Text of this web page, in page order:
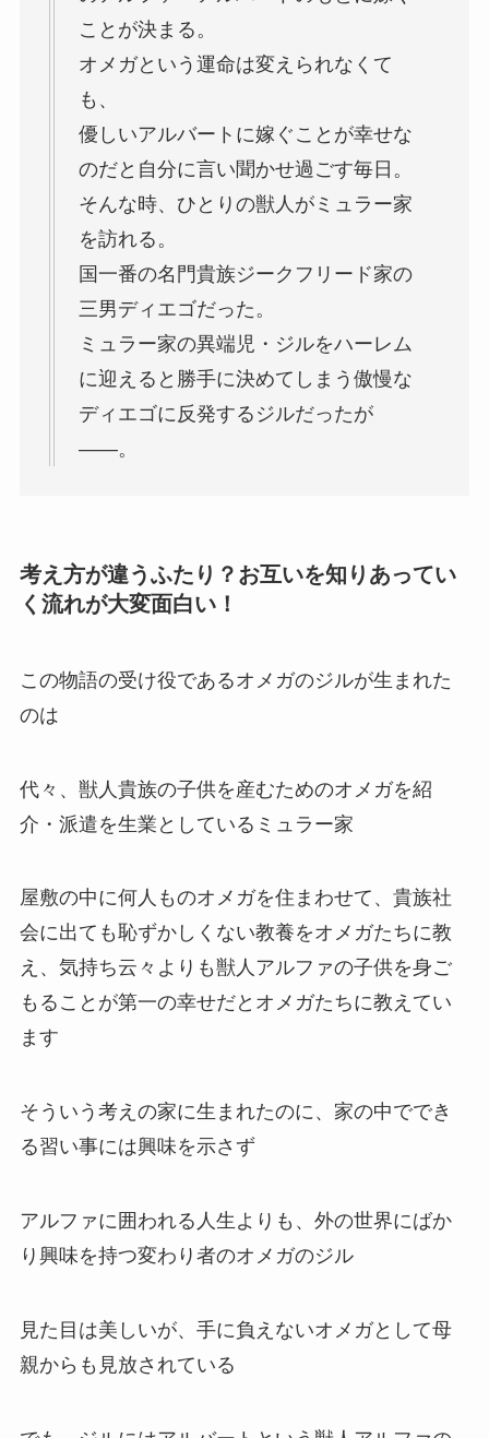
ことが決まる。
オメガという運命は変えられなくて
も、
優しいアルバートに嫁ぐことが幸せな
のだと自分に言い聞かせ過ごす毎日。
そんな時、ひとりの獣人がミュラー家
を訪れる。
国一番の名門貴族ジークフリード家の
三男ディエゴだった。
ミュラー家の異端児・ジルをハーレム
に迎えると勝手に決めてしまう傲慢な
ディエゴに反発するジルだったが
――。
考え方が違うふたり？お互いを知りあってい
く流れが大変面白い！
この物語の受け役であるオメガのジルが生まれた
のは
代々、獣人貴族の子供を産むためのオメガを紹
介・派遣を生業としているミュラー家
屋敷の中に何人ものオメガを住まわせて、貴族社
会に出ても恥ずかしくない教養をオメガたちに教
え、気持ち云々よりも獣人アルファの子供を身ご
もることが第一の幸せだとオメガたちに教えてい
ます
そういう考えの家に生まれたのに、家の中ででき
る習い事には興味を示さず
アルファに囲われる人生よりも、外の世界にばか
り興味を持つ変わり者のオメガのジル
見た目は美しいが、手に負えないオメガとして母
親からも見放されている